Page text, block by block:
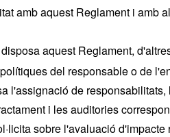
amb aquest Reglament i amb
aquest Reglament,
del responsable o de
l'assignació de
i les auditories
sobre l'avaluació